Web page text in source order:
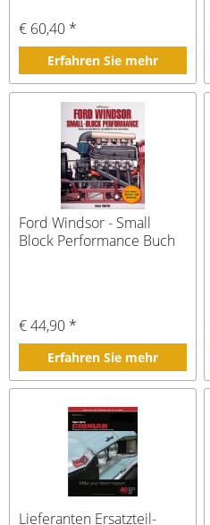
€ 60,40 *
Erfahren Sie mehr
Ford Windsor - Small
Block Performance Buch
€ 44,90 *
Erfahren Sie mehr
Lieferanten Ersatzteil-